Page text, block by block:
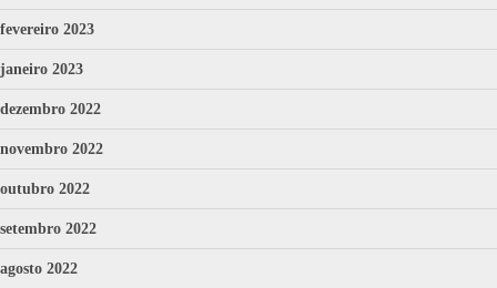
fevereiro 2023
janeiro 2023
dezembro 2022
novembro 2022
outubro 2022
setembro 2022
agosto 2022